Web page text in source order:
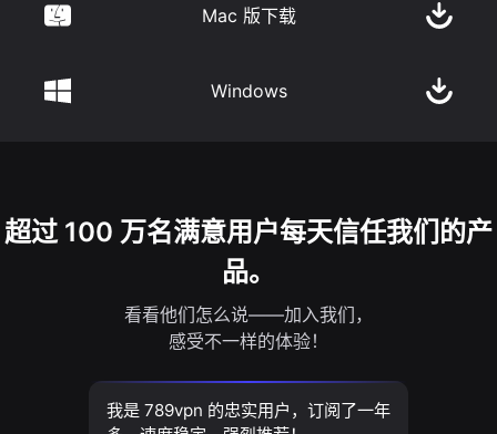
Mac 版下载
Windows
超过 100 万名满意用户每天信任我们的产
品。
看看他们怎么说——加入我们，
感受不一样的体验！
我是 789vpn 的忠实用户，订阅了一年